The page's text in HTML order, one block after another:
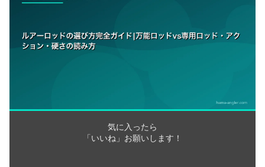
気に入ったら
「いいね」お願いします！